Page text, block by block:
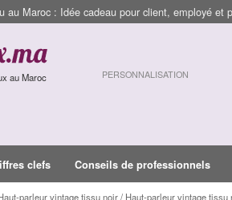
au Maroc : Idée cadeau pour client, employé et
au Maroc PERSONNALISATION
clefs Conseils de professionnels
parleur vintage tissu noir / Haut-parleur vintage tissu